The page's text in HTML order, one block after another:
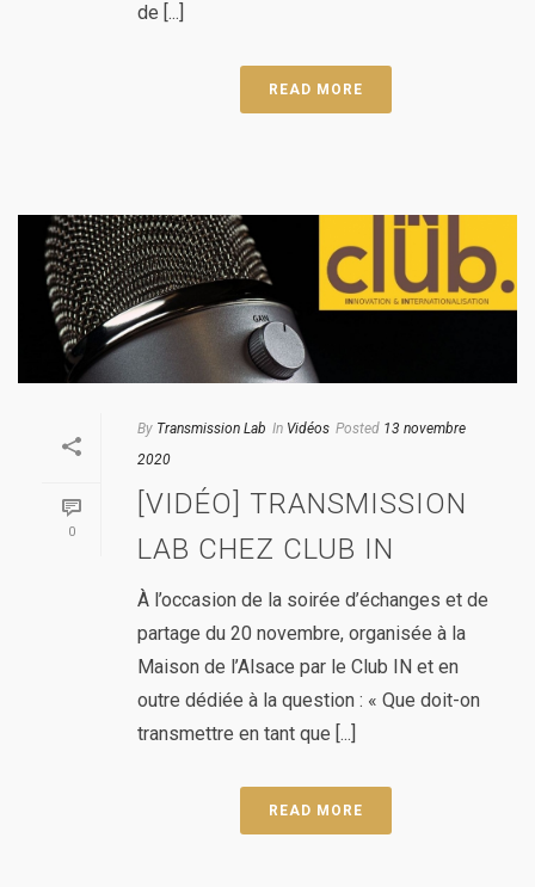
de [...]
READ MORE
0
By Transmission Lab In Vidéos Posted 13 novembre
2020
[VIDÉO] TRANSMISSION
LAB CHEZ CLUB IN
À l’occasion de la soirée d’échanges et de
partage du 20 novembre, organisée à la
Maison de l’Alsace par le Club IN et en
outre dédiée à la question : « Que doit-on
transmettre en tant que [...]
READ MORE